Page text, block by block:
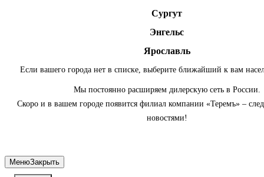
Сургут
Энгельс
Ярославль
Если вашего города нет в списке, выберите ближайший к вам
Мы постоянно расширяем дилерскую сеть в России.
Скоро и в вашем городе появится филиал компании «Теремъ» –
новостями!
МенюЗакрыть